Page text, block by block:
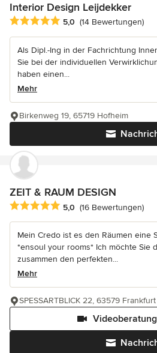
Interior Design Leijdekker
Durchschnittliche Bewertung: 5 von
5,0 (14 Bewertungen)
Als Dipl.-Ing in der Fachrichtung
Sie bei der individuellen
haben einen...
Mehr
Birkenweg 19, 65719 Hofheim
ZEIT & RAUM DESIGN
Durchschnittliche Bewertung: 5 von
5,0 (16 Bewertungen)
Mein Credo ist es den Räumen eine
*ensoul your rooms* Ich möchte Sie
zusammen den perfekten...
Mehr
SPESSARTBLICK 22, 63579